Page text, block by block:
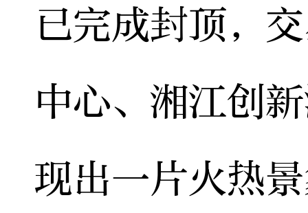
已完成封顶，
中心、湘江创
现出一片火热